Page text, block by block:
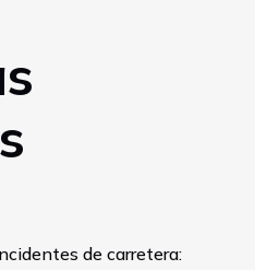
de carretera: